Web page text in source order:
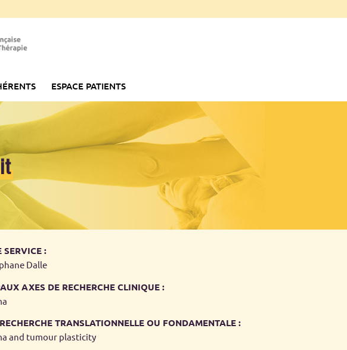
ESPACE PATIENTS
SERVICE :
Dalle
AXES DE RECHERCHE CLINIQUE :
TRANSLATIONNELLE OU FONDAMENTALE :
and tumour plasticity